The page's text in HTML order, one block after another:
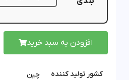
افزودن به سبد خرید
کشور تولید کننده چین